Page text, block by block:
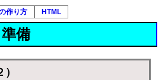
作り方 HTML
備